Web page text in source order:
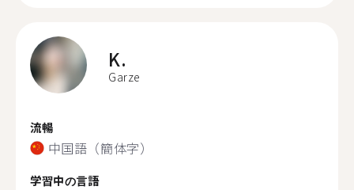
K.
Garze
流暢
中国語（簡体字）
学習中の言語